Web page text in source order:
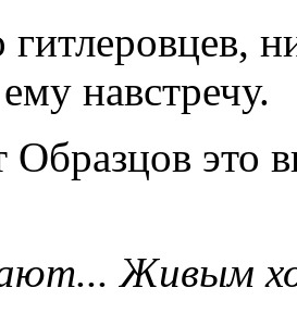
гитлеровцев,
навстречу.
Образцов это
Живым